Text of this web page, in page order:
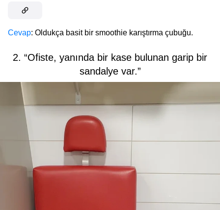
Cevap: Oldukça basit bir smoothie karıştırma çubuğu.
2. “Ofiste, yanında bir kase bulunan garip bir
sandalye var.”